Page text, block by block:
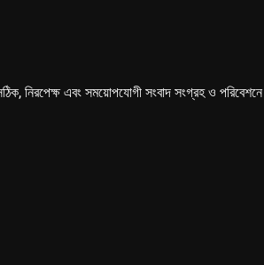
নিরপেক্ষ এবং সময়োপযোগী সংবাদ সংগ্রহ ও